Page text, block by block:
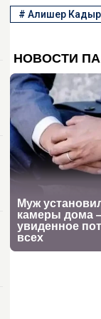
# Алишер